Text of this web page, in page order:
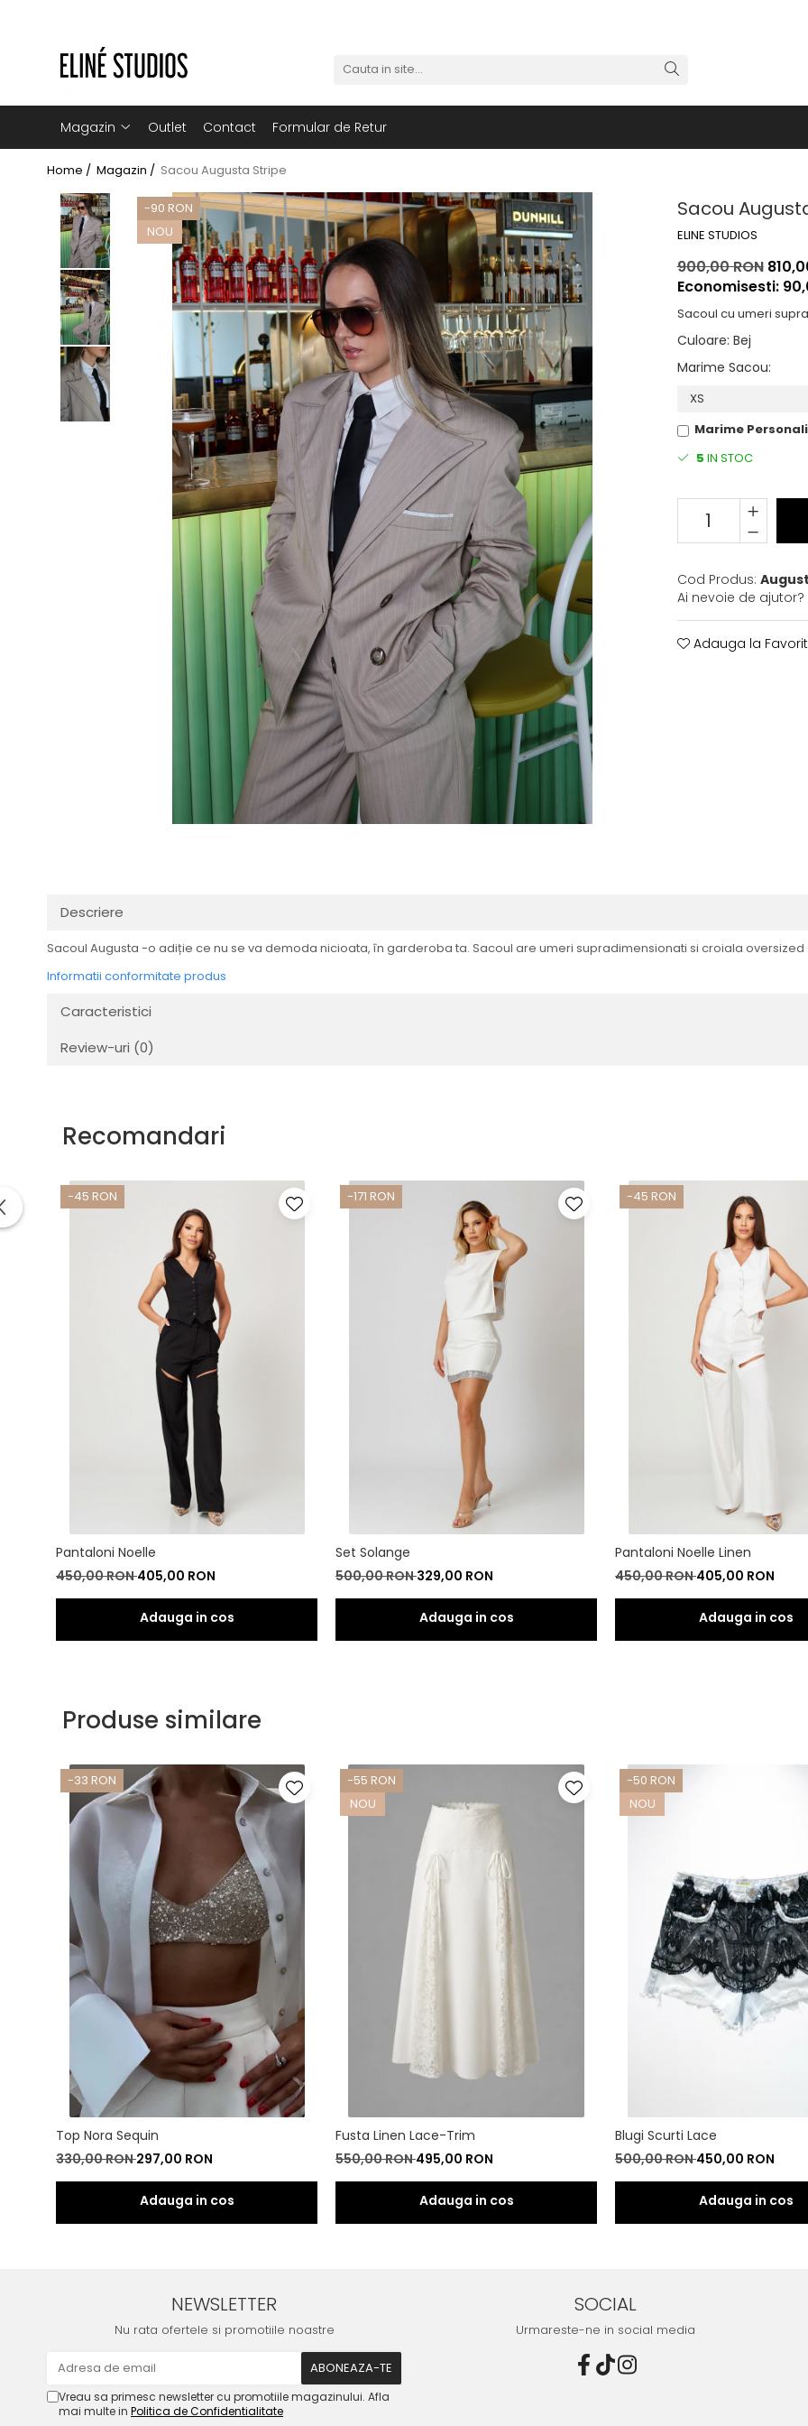
Magazin
Noutati
Rochii
Pantaloni
Jachete
Paltoane
Costume Baie
Lichidare de stoc
Magazin Outlet Contact Formular de Retur
Home / Magazin / Sacou Augusta Stripe
Sacou
ELINE STUDIOS
-90 RON
NOU
900,00 RON
Economisesti:
Sacoul cu umeri
Culoare: Bej
Marime Sacou:
Marime
5 IN STOC
Cod Produs:
Ai nevoie de ajutor?
Adauga la
Descriere
Sacoul Augusta -o adiție ce nu se va demoda nicioata, în garderoba ta. Sacoul are umeri supradimensionati si croiala oversized .
Informatii conformitate produs
Caracteristici
Review-uri (0)
Recomandari
-45 RON
Pantaloni Noelle
450,00 RON405,00 RON
-171 RON
Set Solange
500,00 RON329,00 RON
-45 RON
Pantaloni Noelle Linen
450,00 RON405,00 RON
Produse similare
-33 RON
Top Nora Sequin
330,00 RON297,00 RON
-55 RON
NOU
Fusta Linen Lace-Trim
550,00 RON495,00 RON
-50 RON
NOU
Blugi Scurti Lace
500,00 RON450,00 RON
NEWSLETTER
Nu rata ofertele si promotiile noastre
Vreau sa primesc newsletter cu promotiile magazinului. Afla
mai multe in Politica de Confidentialitate
SOCIAL
Urmareste-ne in social media